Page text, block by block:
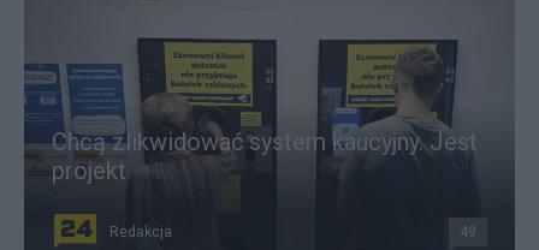
Chcą zlikwidować system kaucyjny. Jest
projekt
Redakcja 49